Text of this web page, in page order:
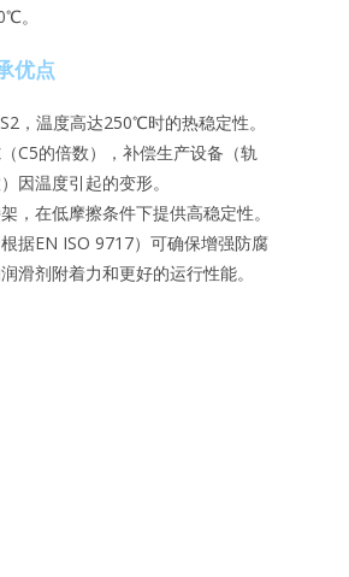
。
优点
，温度高达250℃时的热稳定性。
C5的倍数），补偿生产设备（轨
因温度引起的变形。
，在低摩擦条件下提供高稳定性。
据EN ISO 9717）可确保增强防腐
滑剂附着力和更好的运行性能。